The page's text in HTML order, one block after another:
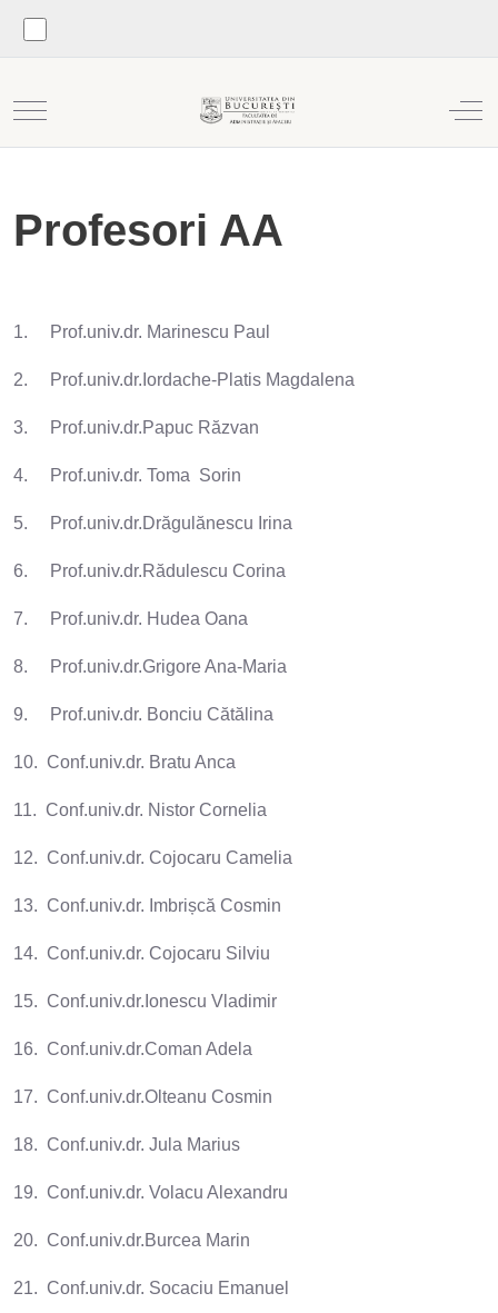
Mobile Menu Toggle Off-
Profesori AA
1. Prof.univ.dr. Marinescu Paul
2. Prof.univ.dr.Iordache-Platis Magdalena
3. Prof.univ.dr.Papuc Răzvan
4. Prof.univ.dr. Toma Sorin
5. Prof.univ.dr.Drăgulănescu Irina
6. Prof.univ.dr.Rădulescu Corina
7. Prof.univ.dr. Hudea Oana
8. Prof.univ.dr.Grigore Ana-Maria
9. Prof.univ.dr. Bonciu Cătălina
10. Conf.univ.dr. Bratu Anca
11. Conf.univ.dr. Nistor Cornelia
12. Conf.univ.dr. Cojocaru Camelia
13. Conf.univ.dr. Imbrișcă Cosmin
14. Conf.univ.dr. Cojocaru Silviu
15. Conf.univ.dr.Ionescu Vladimir
16. Conf.univ.dr.Coman Adela
17. Conf.univ.dr.Olteanu Cosmin
18. Conf.univ.dr. Jula Marius
19. Conf.univ.dr. Volacu Alexandru
20. Conf.univ.dr.Burcea Marin
21. Conf.univ.dr. Socaciu Emanuel